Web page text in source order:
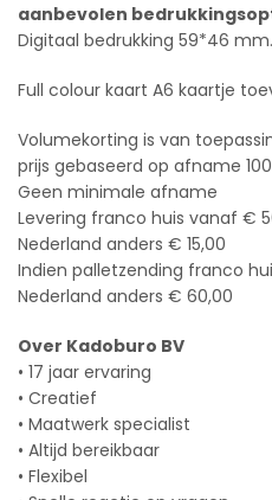
aanbevolen
Digitaal bedrukking 59*46 mm.
Full colour kaart A6 kaartje
Volumekorting is van
prijs gebaseerd op afname
Geen minimale afname
Levering franco huis vanaf €
Nederland anders € 15,00
Indien palletzending franco
Nederland anders € 60,00
Over Kadoburo BV
• 17 jaar ervaring
• Creatief
• Maatwerk specialist
• Altijd bereikbaar
• Flexibel